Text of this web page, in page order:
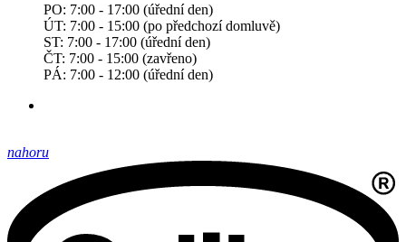
PO: 7:00 - 17:00 (úřední den)
ÚT: 7:00 - 15:00 (po předchozí domluvě)
ST: 7:00 - 17:00 (úřední den)
ČT: 7:00 - 15:00 (zavřeno)
PÁ: 7:00 - 12:00 (úřední den)
nahoru